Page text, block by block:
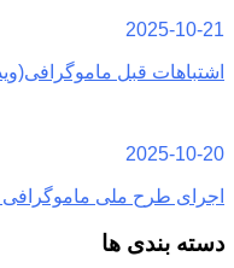
2025-10-21
اشتباهات قبل
2025-10-20
اجرای طرح ملی ماموگرافی
دسته بندی ها